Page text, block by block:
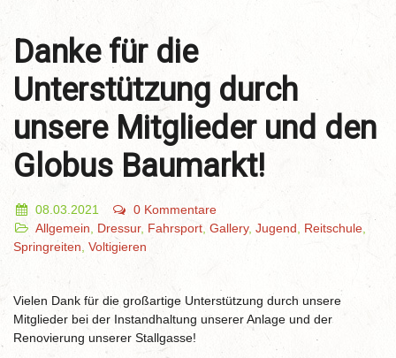
Danke für die
Unterstützung durch
unsere Mitglieder und den
Globus Baumarkt!
08.03.2021
0 Kommentare
Allgemein
Dressur, Fahrsport Gallery, Jugend Reitschule
Springreiten Voltigieren
Vielen Dank für die großartige Unterstützung durch unsere
Mitglieder bei der Instandhaltung unserer Anlage und der
Renovierung unserer Stallgasse!